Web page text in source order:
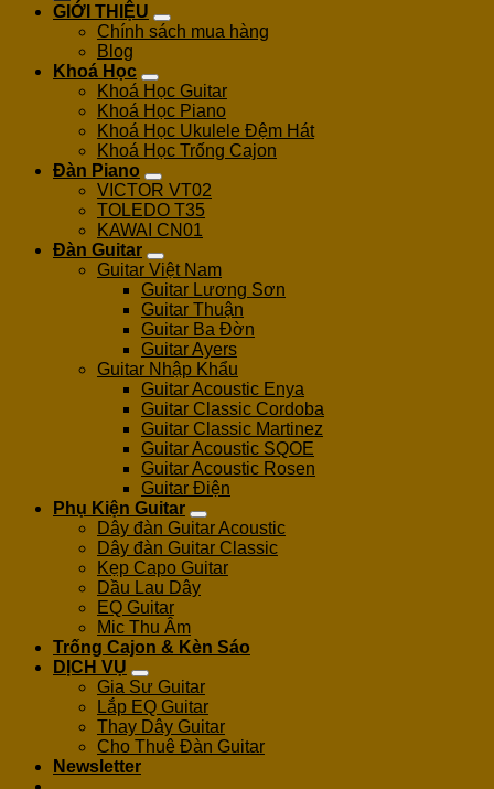
GIỚI THIỆU
Chính sách mua hàng
Blog
Khoá Học
Khoá Học Guitar
Khoá Học Piano
Khoá Học Ukulele Đệm Hát
Khoá Học Trống Cajon
Đàn Piano
VICTOR VT02
TOLEDO T35
KAWAI CN01
Đàn Guitar
Guitar Việt Nam
Guitar Lương Sơn
Guitar Thuận
Guitar Ba Đờn
Guitar Ayers
Guitar Nhập Khẩu
Guitar Acoustic Enya
Guitar Classic Cordoba
Guitar Classic Martinez
Guitar Acoustic SQOE
Guitar Acoustic Rosen
Guitar Điện
Phụ Kiện Guitar
Dây đàn Guitar Acoustic
Dây đàn Guitar Classic
Kẹp Capo Guitar
Dầu Lau Dây
EQ Guitar
Mic Thu Âm
Trống Cajon & Kèn Sáo
DỊCH VỤ
Gia Sư Guitar
Lắp EQ Guitar
Thay Dây Guitar
Cho Thuê Đàn Guitar
Newsletter